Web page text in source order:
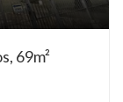
69m²